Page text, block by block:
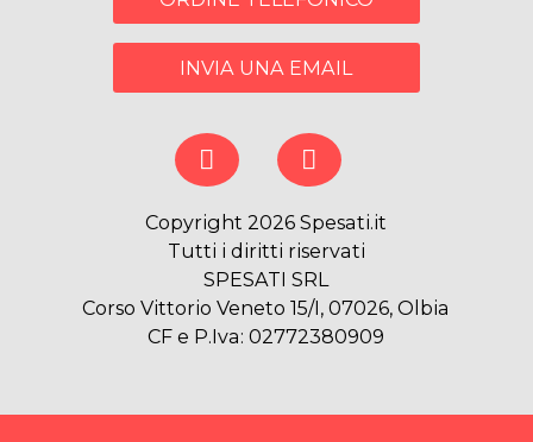
INVIA UNA EMAIL
Copyright 2026 Spesati.it
Tutti i diritti riservati
SPESATI SRL
Corso Vittorio Veneto 15/I, 07026, Olbia
CF e P.Iva: 02772380909